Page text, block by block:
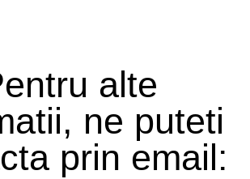
alte
ne puteti
prin email: